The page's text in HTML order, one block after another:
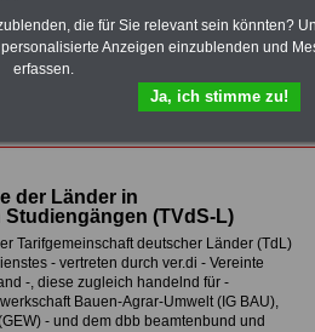
Dienst (TVöD, TV-L)sowie weitere
10 Bücher bzw. eBooks zum
herunterladen, lesen und
ausdrucken.Mehr Infos
der Länder in
(TVdS-L)
Tarifgemeinschaft deutscher Länder (TdL)
- vertreten durch ver.di - Vereinte
-, diese zugleich handelnd für -
Bauen-Agrar-Umwelt (IG BAU),
- und dem dbb beamtenbund und
die für Sie relevant sein könnten?
Anzeigen einzublenden und
erfassen.
Ja, ich stimme zu!